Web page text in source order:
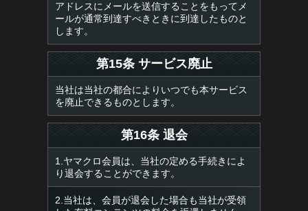
アドレスにメールを送信することをもってメ
ールが通常到達すべきときに到達したものと
します。
第15条 サービス廃止
当社は当社の都合によりいつでも本サービス
を廃止できるものとします。
第16条 退会
1.ヤマクロ会員は、当社の定める手続きによ
り退会することができます。
2.当社は、会員が退会した場合も当社が受領